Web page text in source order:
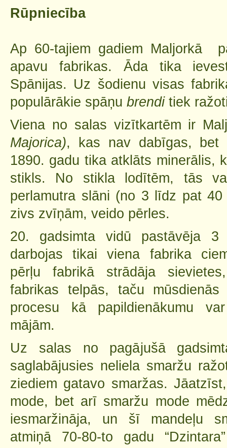
Rūpniecība
Ap 60-tajiem gadiem Maljorkā
apavu fabrikas. Āda tika
Spānijas. Uz šodienu visas
populārākie spāņu brenditiek
Viena no salas vizītkartēm ir
Majorica), kas nav dabīgas, bet
1890. gadu tika atklāts minerālis,
stikls. No stikla lodītēm, tās
perlamutra slāni (no 3 līdz pat
zivs zvīņām, veido pērles.
20. gadsimta vidū pastāvēja
darbojas tikai viena fabrika
pērļu fabrikā strādāja
fabrikas telpās, taču mūsdienās
procesu kā papildienākumu
mājām.
Uz salas no pagājušā
saglabājusies neliela smaržu
ziediem gatavo smaržas.
mode, bet arī smaržu mode
iesmaržināja, un šī mandeļu
atmiņā 70-80-to gadu